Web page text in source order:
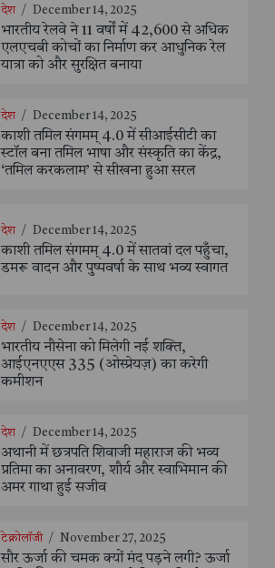
देश / December 14, 2025
भारतीय रेलवे ने 11 वर्षों में 42,600 से अधिक
एलएचबी कोचों का निर्माण कर आधुनिक रेल
यात्रा को और सुरक्षित बनाया
देश / December 14, 2025
काशी तमिल संगमम् 4.0 में सीआईसीटी का
स्टॉल बना तमिल भाषा और संस्कृति का केंद्र,
‘तमिल करकलाम’ से सीखना हुआ सरल
देश / December 14, 2025
काशी तमिल संगमम् 4.0 में सातवां दल पहुँचा,
डमरू वादन और पुष्पवर्षा के साथ भव्य स्वागत
देश / December 14, 2025
भारतीय नौसेना को मिलेगी नई शक्ति,
आईएनएएस 335 (ओस्प्रेयज़) का करेगी
कमीशन
देश / December 14, 2025
अथानी में छत्रपति शिवाजी महाराज की भव्य
प्रतिमा का अनावरण, शौर्य और स्वाभिमान की
अमर गाथा हुई सजीव
टेक्नोलॉजी / November 27, 2025
सौर ऊर्जा की चमक क्यों मंद पड़ने लगी? ऊर्जा